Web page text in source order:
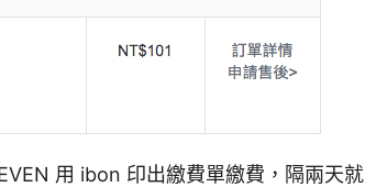
用 ibon 印出繳費單繳費，隔兩天就